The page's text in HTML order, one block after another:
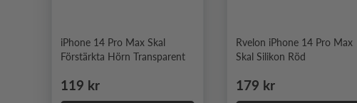
iPhone 14 Pro Max Skal
Förstärkta Hörn Transparent
Ordinarie pris
119 kr
Rvelon iPhone 14 Pro Max
Skal Silikon Röd
Ordinarie pris
179 kr